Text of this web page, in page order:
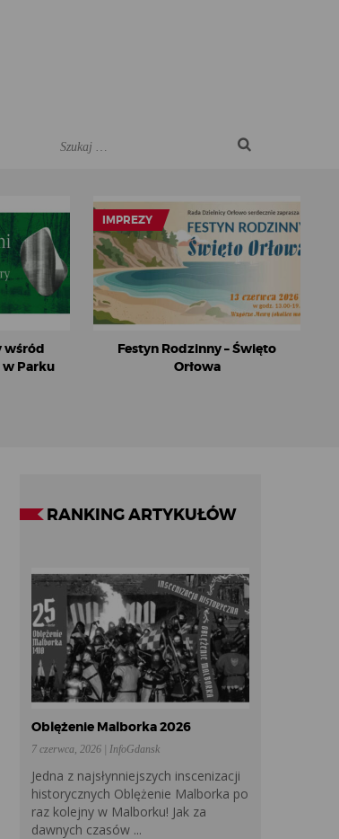
wśród
w Parku
IMPREZY
Festyn Rodzinny – Święto
Orłowa
RANKING ARTYKUŁÓW
Oblężenie Malborka 2026
7 czerwca, 2026 | InfoGdansk
Jedna z najsłynniejszych inscenizacji
historycznych Oblężenie Malborka po
raz kolejny w Malborku! Jak za
dawnych czasów ...